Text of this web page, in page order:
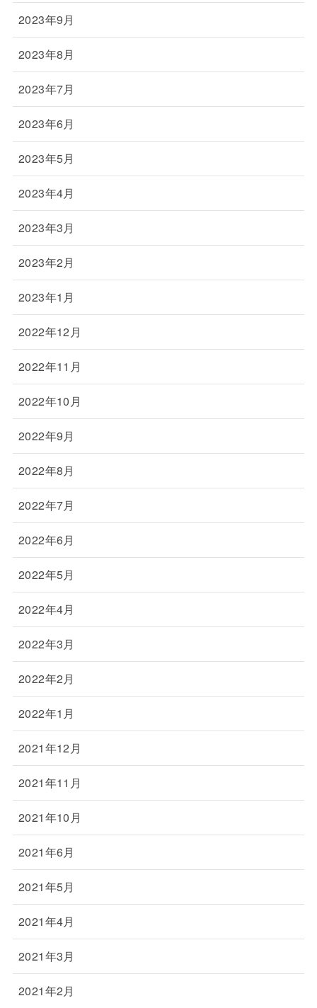
2023年9月
2023年8月
2023年7月
2023年6月
2023年5月
2023年4月
2023年3月
2023年2月
2023年1月
2022年12月
2022年11月
2022年10月
2022年9月
2022年8月
2022年7月
2022年6月
2022年5月
2022年4月
2022年3月
2022年2月
2022年1月
2021年12月
2021年11月
2021年10月
2021年6月
2021年5月
2021年4月
2021年3月
2021年2月